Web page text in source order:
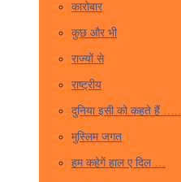
कारोबार
कुछ और भी
राज्यों से
राष्ट्रीय
दुनिया इसी को कहते हैं …..
मुस्लिम जगत
हम कहेगें हाल ए दिल …